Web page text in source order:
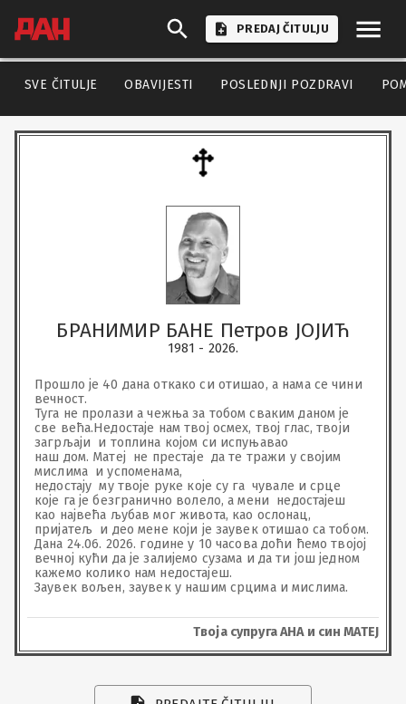
PREDAJ ČITULJU
SVE ČITULJE OBAVIJESTI POSLEDNJI POZDRAVI
БРАНИМИР БАНЕ Петров ЈОЈИЋ
1981 - 2026.
Прошло је 40 дана откако си отишао, а нама се чини
вечност.
Туга не пролази а чежња за тобом сваким даном је
све већа.Недостаје нам твој осмех, твој глас, твоји
загрљаји  и топлина којом си испуњавао
наш дом. Матеј  не престаје  да те тражи у својим
мислима  и успоменама,
недостају  му твоје руке које су га  чувале и срце
које га је безгранично волело, а мени  недостајеш
као највећа љубав мог живота, као ослонац,
пријатељ  и део мене који је заувек отишао са тобом.
Дана 24.06. 2026. године у 10 часова доћи ћемо твојој
вечној кући да је залијемо сузама и да ти још једном
кажемо колико нам недостајеш.
Заувек вољен, заувек у нашим срцима и мислима.
Твоја супруга АНА и син МАТЕЈ